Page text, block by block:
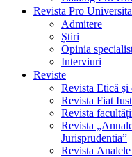
Revista Pro
Admitere
Știri
Opinia
Interviuri
Reviste
Revista Etică și
Revista Fiat
Revista
Revista
Jurisprudentia”
Revista